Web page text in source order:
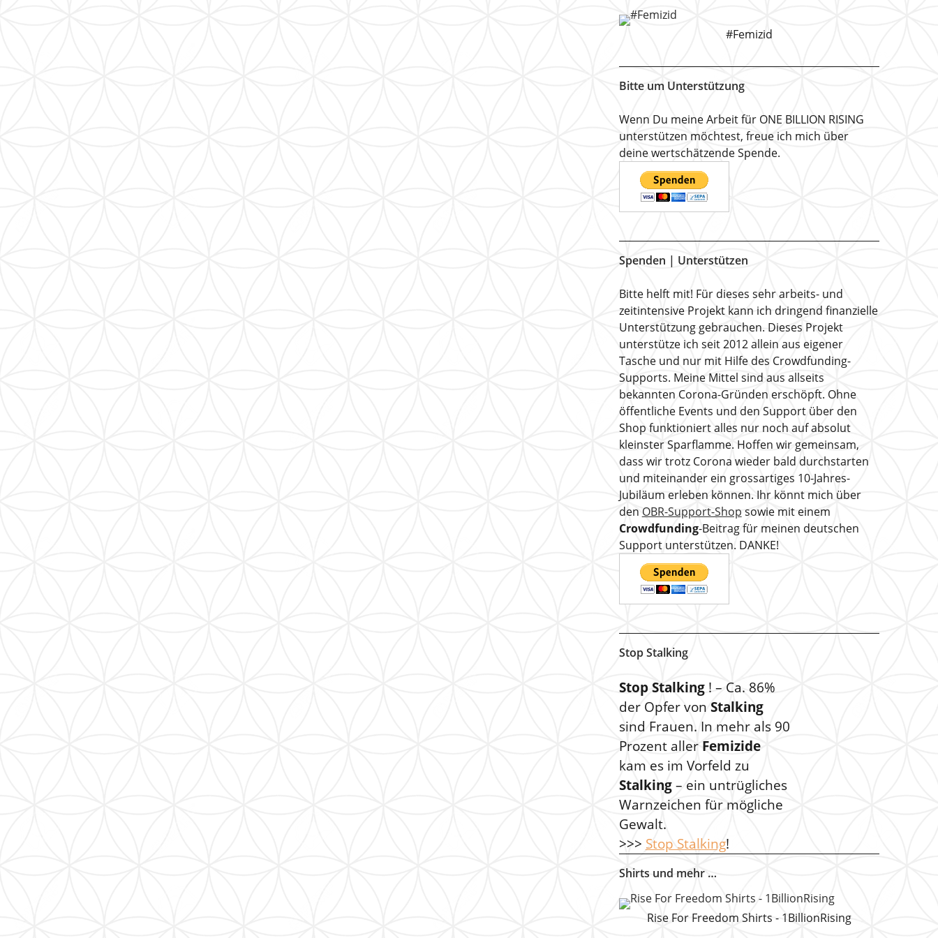
#Femizid
Bitte um Unterstützung
Wenn Du meine Arbeit für ONE BILLION RISING
unterstützen möchtest, freue ich mich über
deine wertschätzende Spende.
Spenden | Unterstützen
Bitte helft mit! Für dieses sehr arbeits- und
zeitintensive Projekt kann ich dringend finanzielle
Unterstützung gebrauchen. Dieses Projekt
unterstütze ich seit 2012 allein aus eigener
Tasche und nur mit Hilfe des Crowdfunding-
Supports. Meine Mittel sind aus allseits
bekannten Corona-Gründen erschöpft. Ohne
öffentliche Events und den Support über den
Shop funktioniert alles nur noch auf absolut
kleinster Sparflamme. Hoffen wir gemeinsam,
dass wir trotz Corona wieder bald durchstarten
und miteinander ein grossartiges 10-Jahres-
Jubiläum erleben können. Ihr könnt mich über
den OBR-Support-Shop sowie mit einem
Crowdfunding-Beitrag für meinen deutschen
Support unterstützen. DANKE!
Stop Stalking
Stop Stalking! – Ca. 86%
der Opfer von Stalking
sind Frauen. In mehr als 90
Prozent aller Femizide
kam es im Vorfeld zu
Stalking– ein untrügliches
Warnzeichen für mögliche
Gewalt.
>>> Stop Stalking!
Shirts und mehr …
Rise For Freedom Shirts - 1BillionRising